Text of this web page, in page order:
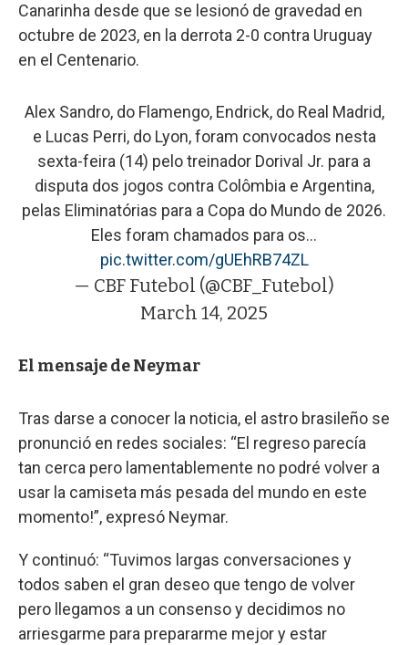
Canarinha desde que se lesionó de gravedad en
octubre de 2023, en la derrota 2-0 contra Uruguay
en el Centenario.
Alex Sandro, do Flamengo, Endrick, do Real Madrid,
e Lucas Perri, do Lyon, foram convocados nesta
sexta-feira (14) pelo treinador Dorival Jr. para a
disputa dos jogos contra Colômbia e Argentina,
pelas Eliminatórias para a Copa do Mundo de 2026.
Eles foram chamados para os…
pic.twitter.com/gUEhRB74ZL
— CBF Futebol (@CBF_Futebol)
March 14, 2025
El mensaje de Neymar
Tras darse a conocer la noticia, el astro brasileño se
pronunció en redes sociales: “El regreso parecía
tan cerca pero lamentablemente no podré volver a
usar la camiseta más pesada del mundo en este
momento!”, expresó Neymar.
Y continuó: “Tuvimos largas conversaciones y
todos saben el gran deseo que tengo de volver
pero llegamos a un consenso y decidimos no
arriesgarme para prepararme mejor y estar